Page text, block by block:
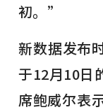
初。”
新数据发布
于12月10日
席鲍威尔表